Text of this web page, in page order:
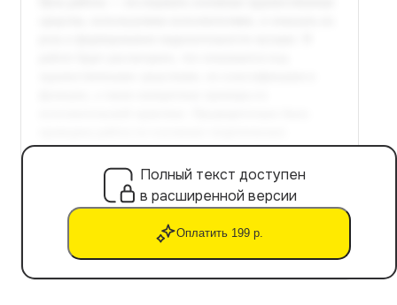
Полный текст доступен
в расширенной версии
Оплатить 199 р.